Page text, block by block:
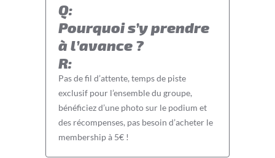
Q:
Pourquoi s’y prendre
à l’avance ?
R:
Pas de fil d’attente, temps de piste
exclusif pour l’ensemble du groupe,
bénéficiez d’une photo sur le podium et
des récompenses, pas besoin d’acheter le
membership à 5€ !